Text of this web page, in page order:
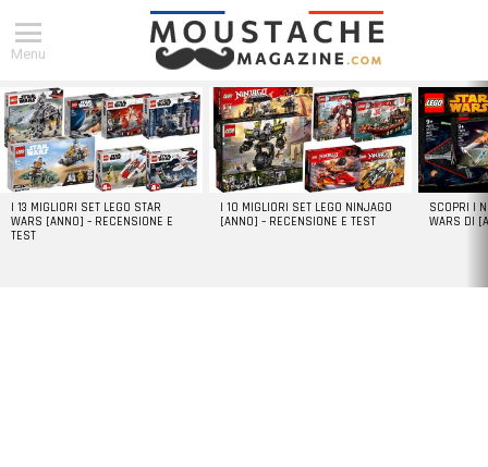
Menu
DERNIERS
ARTICLES
I 13 MIGLIORI SET LEGO STAR
WARS [ANNO] – RECENSIONE E
TEST
I 10 MIGLIORI SET LEGO NINJAGO
[ANNO] – RECENSIONE E TEST
SCOPRI I
WARS DI